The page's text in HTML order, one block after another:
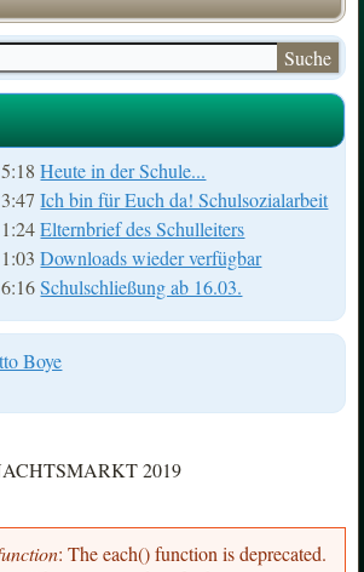
Heute in der Schule...
Ich bin für Euch da! Schulsozialarbeit
Elternbrief des Schulleiters
Downloads wieder verfügbar
Schulschließung ab 16.03.
2019
: The each() function is deprecated.